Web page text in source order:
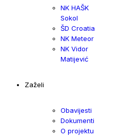
NK HAŠK
Sokol
ŠD Croatia
NK Meteor
NK Vidor
Matijević
Zaželi
Obavijesti
Dokumenti
O projektu